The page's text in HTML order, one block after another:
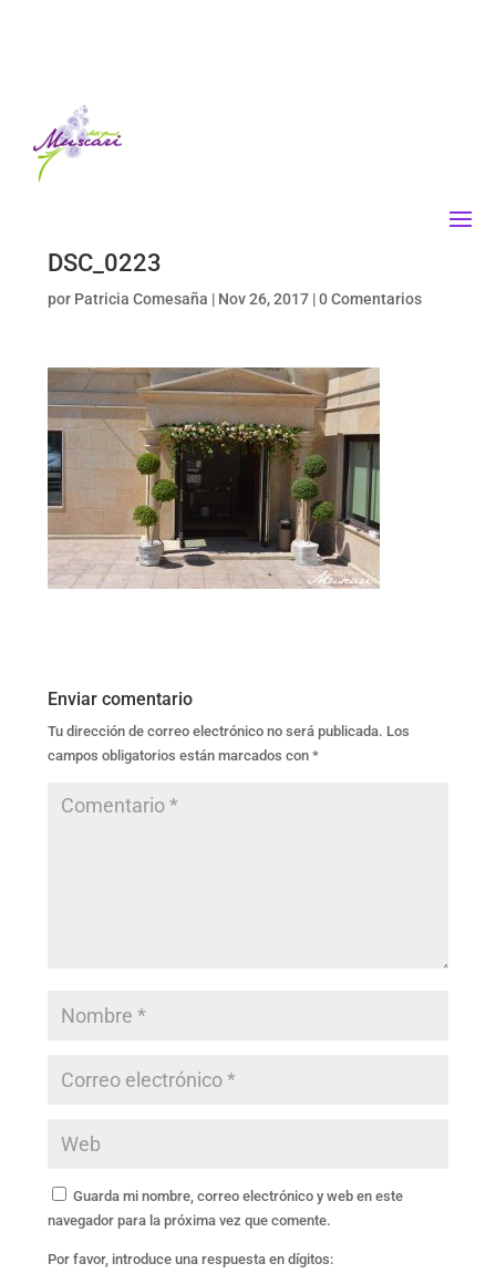
DSC_0223
por Patricia Comesaña | Nov 26, 2017|0 Comentarios
Enviar comentario
Tu dirección de correo electrónico no será publicada. Los
campos obligatorios están marcados con *
Guarda mi nombre, correo electrónico y web en este
navegador para la próxima vez que comente.
Por favor, introduce una respuesta en dígitos: